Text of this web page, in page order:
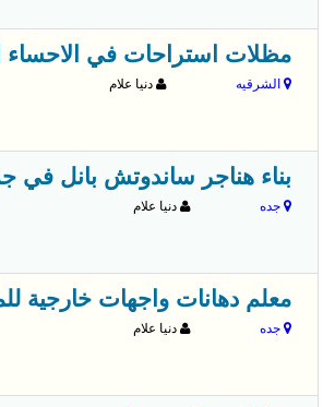
مظلات استراحات في الاحساء اشكال
الشرقيه دنيا علام
بناء هناجر ساندوتش بانل في جده 0501543950 وجميع مدن
جده دنيا علام
معلم دهانات واجهات خارجية للمنازل
جده دنيا علام